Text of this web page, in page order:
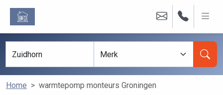
Home warmtepomp monteurs Groningen